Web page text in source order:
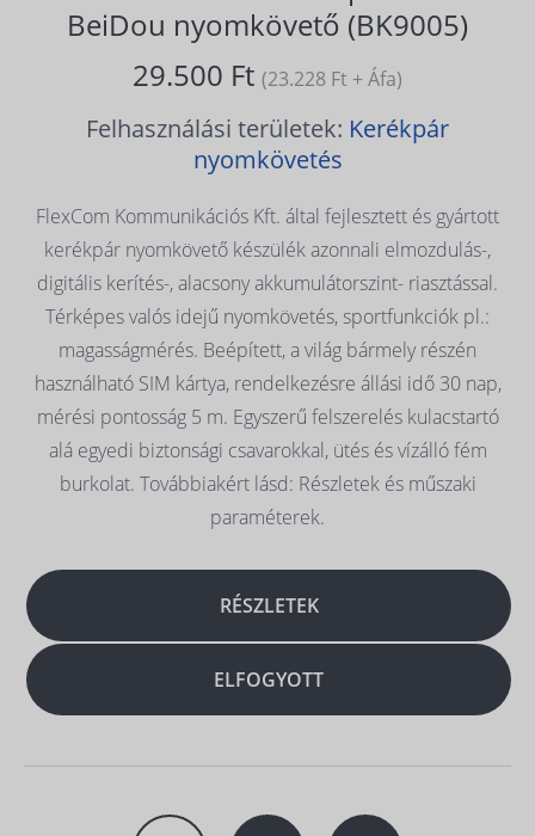
BeiDou nyomkövető (BK9005)
29.500 Ft (23.228 Ft + Áfa)
Felhasználási területek: Kerékpár
nyomkövetés
FlexCom Kommunikációs Kft. által fejlesztett és gyártott
kerékpár nyomkövető készülék azonnali elmozdulás-,
digitális kerítés-, alacsony akkumulátorszint- riasztással.
Térképes valós idejű nyomkövetés, sportfunkciók pl.:
magasságmérés. Beépített, a világ bármely részén
használható SIM kártya, rendelkezésre állási idő 30 nap,
mérési pontosság 5 m. Egyszerű felszerelés kulacstartó
alá egyedi biztonsági csavarokkal, ütés és vízálló fém
burkolat. Továbbiakért lásd: Részletek és műszaki
paraméterek.
RÉSZLETEK
ELFOGYOTT